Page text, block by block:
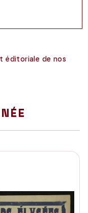
éditoriale de nos